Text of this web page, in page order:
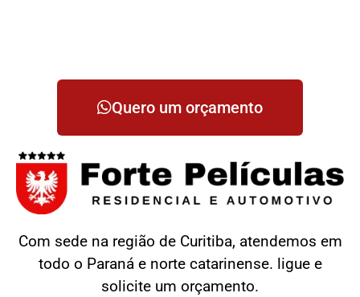
Quero um orçamento
Com sede na região de Curitiba, atendemos em
todo o Paraná e norte catarinense. ligue e
solicite um orçamento.